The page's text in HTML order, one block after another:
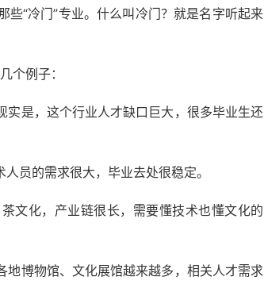
“冷门”专业。什么叫冷门？就是名字听起来
个例子：
是，这个行业人才缺口巨大，很多毕业生还
员的需求很大，毕业去处很稳定。
文化，产业链很长，需要懂技术也懂文化的
地博物馆、文化展馆越来越多，相关人才需求